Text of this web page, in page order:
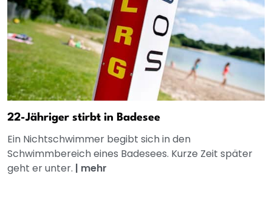
22-Jähriger stirbt in Badesee
Ein Nichtschwimmer begibt sich in den
Schwimmbereich eines Badesees. Kurze Zeit später
geht er unter. | mehr